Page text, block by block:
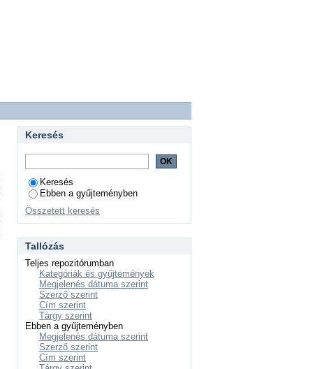
Keresés
Keresés
Ebben a gyűjteményben
Összetett keresés
Tallózás
Teljes repozitórumban
Kategóriák és gyűjtemények
Megjelenés dátuma szerint
Szerző szerint
Cím szerint
Tárgy szerint
Ebben a gyűjteményben
Megjelenés dátuma szerint
Szerző szerint
Cím szerint